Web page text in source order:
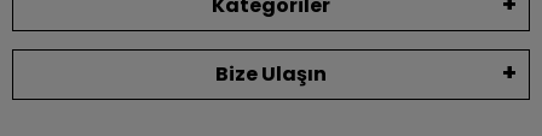
Kategoriler
Bize Ulaşın